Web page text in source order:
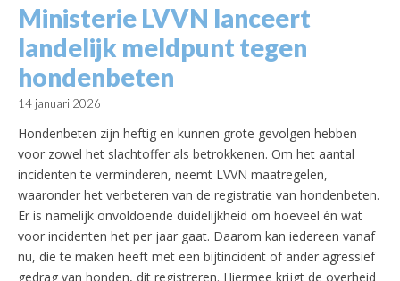
Ministerie LVVN lanceert
landelijk meldpunt tegen
hondenbeten
14 januari 2026
Hondenbeten zijn heftig en kunnen grote gevolgen hebben
voor zowel het slachtoffer als betrokkenen. Om het aantal
incidenten te verminderen, neemt LVVN maatregelen,
waaronder het verbeteren van de registratie van hondenbeten.
Er is namelijk onvoldoende duidelijkheid om hoeveel én wat
voor incidenten het per jaar gaat. Daarom kan iedereen vanaf
nu, die te maken heeft met een bijtincident of ander agressief
gedrag van honden, dit registreren. Hiermee krijgt de overheid